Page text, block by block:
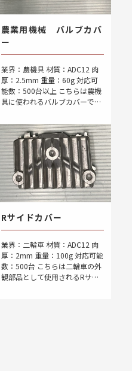
農業用機械 バルブカバ
ー
業界：農機具 材質：ADC12 肉
厚：2.5mm 重量：60g 対応可
能数：500台以上 こちらは農機
具に使われるバルブカバーで
頼があり、清算いたしました。
生産移管の際は、金型のメンテ
ナンスを […]
Rサイドカバー
業界：二輪車 材質：ADC12 肉
厚：2mm 重量：100g 対応可能
数：500台 こちらは二輪車の外
観部品として使用されるRサイ